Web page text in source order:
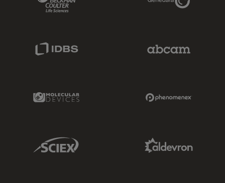
Molecular Devices Link
Sciex Link